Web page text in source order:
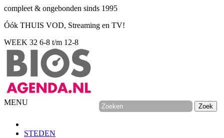
compleet & ongebonden sinds 1995
Óók THUIS VOD, Streaming en TV!
WEEK 32 6-8 t/m 12-8
MENU
STEDEN